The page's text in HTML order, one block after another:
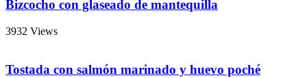
Bizcocho con glaseado de mantequilla
3932 Views
Tostada con salmón marinado y huevo poché